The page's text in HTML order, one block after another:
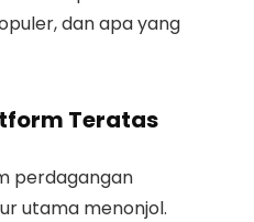
dan apa yang
Teratas
perdagangan
utama menonjol.